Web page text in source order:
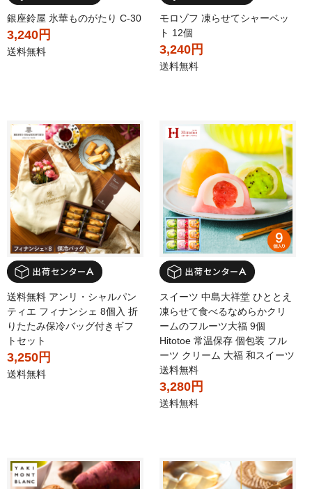
銀座鈴屋 氷華ものがたり C-30
3,240円
送料無料
モロゾフ 凍らせてシャーベッ
ト 12個
3,240円
送料無料
送料無料 アンリ・シャルパン
ティエ フィナンシェ 8個入 折
りたたみ保冷バッグ付きギフ
トセット
3,250円
送料無料
スイーツ 中島大祥堂 ひととえ
凍らせて食べるなめらかクリ
ームのフルーツ大福 9個
Hitotoe 常温保存 個包装 フル
ーツ クリーム 大福 和スイーツ
送料無料
3,280円
送料無料